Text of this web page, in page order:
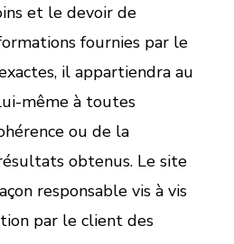
et le devoir de
fournies par le
il appartiendra au
même à toutes
ou de la
obtenus. Le site
responsable vis à vis
par le client des